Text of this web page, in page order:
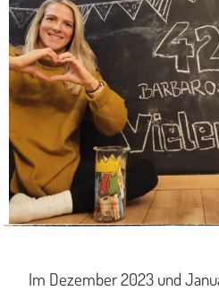
Im Dezember 2023 und